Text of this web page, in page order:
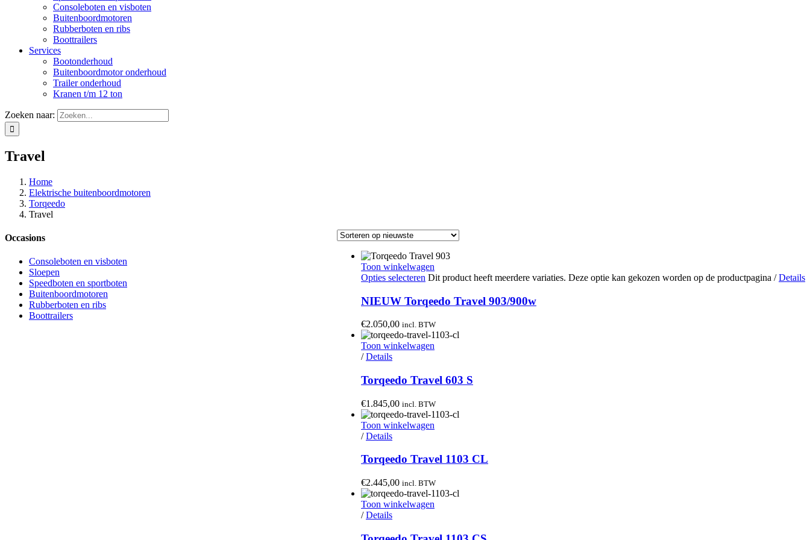
Consoleboten en visboten
Buitenboordmotoren
Rubberboten en ribs
Boottrailers
Services
Bootonderhoud
Buitenboordmotor onderhoud
Trailer onderhoud
Kranen t/m 12 ton
Zoeken naar:
Travel
Home
Elektrische buitenboordmotoren
Torqeedo
Travel
Toon winkelwagen
Opties selecteren Dit product heeft meerdere variaties. Deze optie kan gekozen worden op de productpagina / Details
NIEUW Torqeedo Travel 903/900w
€2.050,00 incl. BTW
Toon winkelwagen
/ Details
Torqeedo Travel 603 S
€1.845,00 incl. BTW
Toon winkelwagen
/ Details
Torqeedo Travel 1103 CL
€2.445,00 incl. BTW
Toon winkelwagen
/ Details
Occasions
Consoleboten en visboten
Sloepen
Speedboten en sportboten
Buitenboordmotoren
Rubberboten en ribs
Boottrailers